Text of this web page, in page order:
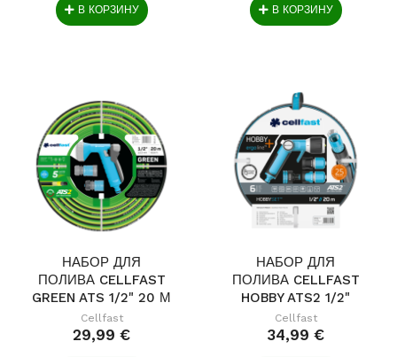
В КОРЗИНУ В КОРЗИНУ
НАБОР ДЛЯ
ПОЛИВА CELLFAST
GREEN ATS 1/2" 20 М
Cellfast
29,99 €
НАБОР ДЛЯ
ПОЛИВА CELLFAST
HOBBY ATS2 1/2"
20М
Cellfast
34,99 €